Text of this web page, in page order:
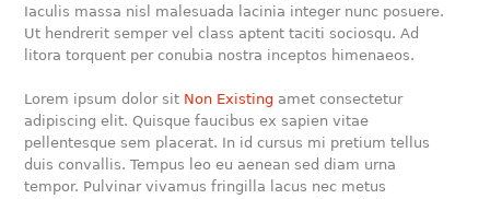
Iaculis massa nisl malesuada lacinia integer nunc posuere.
Ut hendrerit semper vel class aptent taciti sociosqu. Ad
litora torquent per conubia nostra inceptos himenaeos.
Lorem ipsum dolor sit Non Existing amet consectetur
adipiscing elit. Quisque faucibus ex sapien vitae
pellentesque sem placerat. In id cursus mi pretium tellus
duis convallis. Tempus leo eu aenean sed diam urna
tempor. Pulvinar vivamus fringilla lacus nec metus